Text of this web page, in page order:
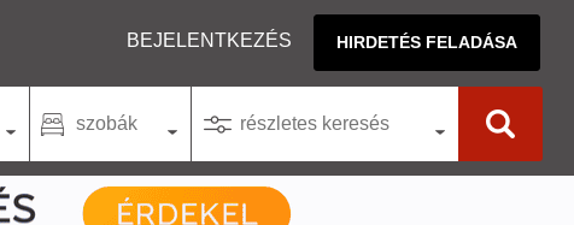
BEJELENTKEZÉS HIRDETÉS FELADÁSA
szobák részletes keresés